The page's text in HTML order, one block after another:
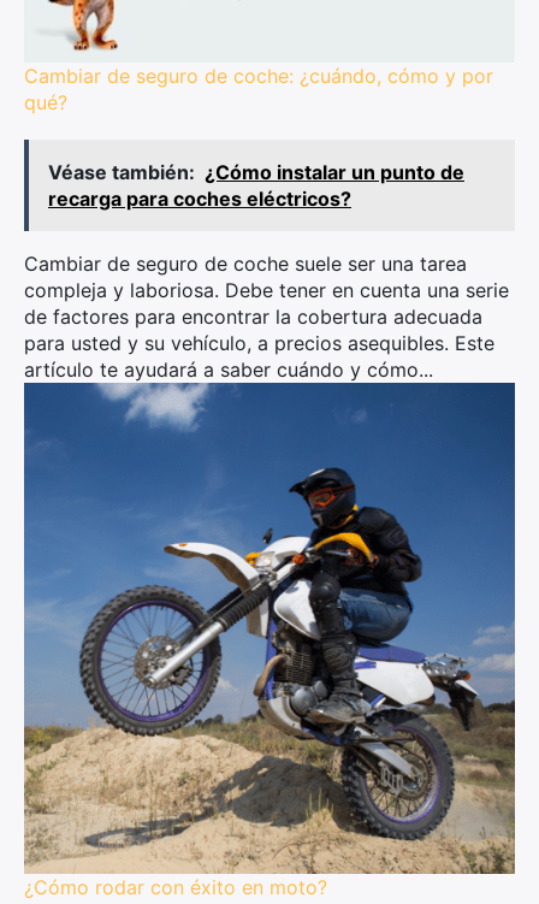
Cambiar de seguro de coche: ¿cuándo, cómo y por
qué?
Véase también: ¿Cómo instalar un punto de
recarga para coches eléctricos?
Cambiar de seguro de coche suele ser una tarea
compleja y laboriosa. Debe tener en cuenta una serie
de factores para encontrar la cobertura adecuada
para usted y su vehículo, a precios asequibles. Este
artículo te ayudará a saber cuándo y cómo...
¿Cómo rodar con éxito en moto?